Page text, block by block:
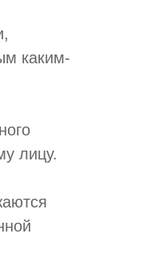
каким-
лицу.